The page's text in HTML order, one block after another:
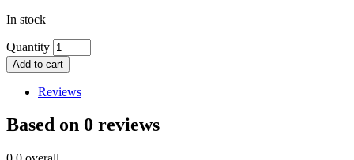
In stock
Quantity
Add to cart
Reviews
Based on 0 reviews